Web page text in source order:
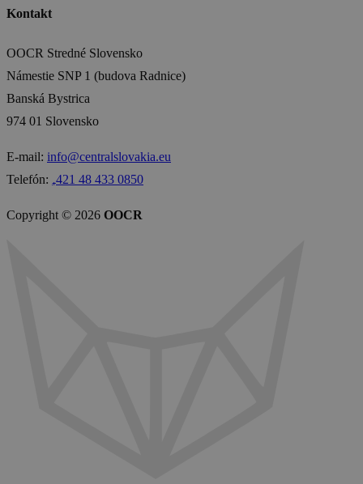
Kontakt
OOCR Stredné Slovensko
Námestie SNP 1 (budova Radnice)
Banská Bystrica
974 01 Slovensko
E-mail: info@centralslovakia.eu
Telefón: ₊421 48 433 0850
Copyright © 2026 OOCR